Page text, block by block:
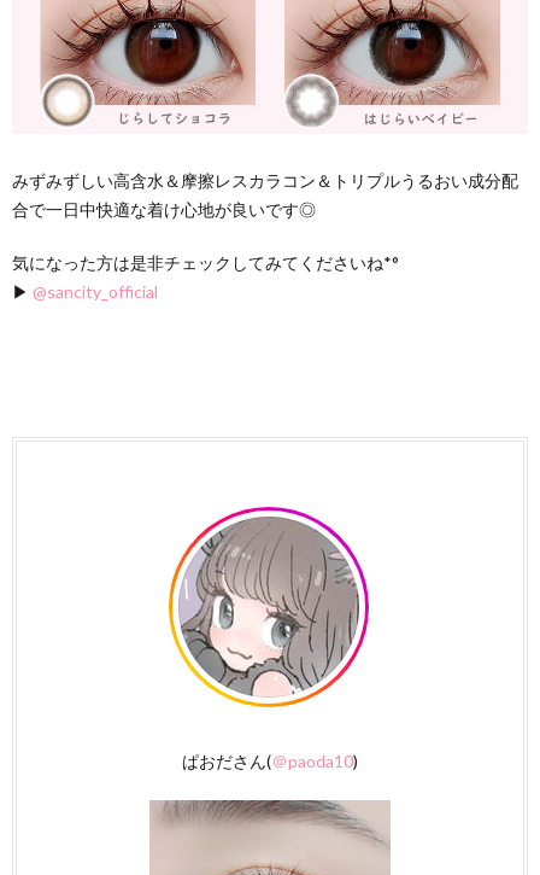
みずみずしい高含水＆摩擦レスカラコン＆トリプルうるおい成分配
合で一日中快適な着け心地が良いです◎
気になった方は是非チェックしてみてくださいね*°
▶ @sancity_official
ぱおださん(＠paoda10)